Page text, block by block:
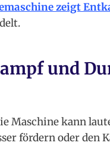
zeigt
und
Maschine kann
fördern oder den